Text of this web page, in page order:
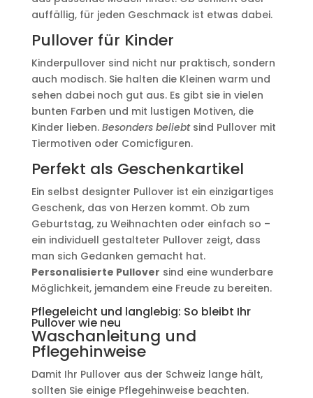
auffällig, für jeden Geschmack ist etwas dabei.
Pullover für Kinder
Kinderpullover sind nicht nur praktisch, sondern
auch modisch. Sie halten die Kleinen warm und
sehen dabei noch gut aus. Es gibt sie in vielen
bunten Farben und mit lustigen Motiven, die
Kinder lieben. Besonders beliebtsind Pullover mit
Tiermotiven oder Comicfiguren.
Perfekt als Geschenkartikel
Ein selbst designter Pullover ist ein einzigartiges
Geschenk, das von Herzen kommt. Ob zum
Geburtstag, zu Weihnachten oder einfach so –
ein individuell gestalteter Pullover zeigt, dass
man sich Gedanken gemacht hat.
Personalisierte Pullover sind eine wunderbare
Möglichkeit, jemandem eine Freude zu bereiten.
Pflegeleicht und langlebig: So bleibt Ihr
Pullover wie neu
Waschanleitung und
Pflegehinweise
Damit Ihr Pullover aus der Schweiz lange hält,
sollten Sie einige Pflegehinweise beachten.